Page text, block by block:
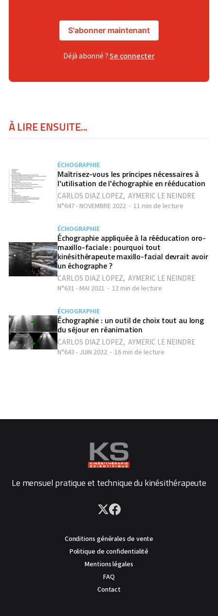
S'abonner maintenant
Déjà abonné ?Se connecter
À LIRE ENSUITE...
ÉCHOGRAPHIE
Maîtrisez-vous les principes nécessaires à
l'utilisation de l'échographie en rééducation
CARLOS DIAZ LOPEZ, AYMERIC LE NEINDRE
N°647 - NOVEMBRE 2022 11 min de lecture
ÉCHOGRAPHIE
Échographie appliquée à la rééducation oro-
maxillo-faciale : pourquoi tout
kinésithérapeute maxillo-facial devrait avoir
un échographe ?
CARLOS DIAZ LOPEZ, AYMERIC LE NEINDRE
N°631 - MAI 2021 12 min de lecture
ÉCHOGRAPHIE
Échographie : un outil de choix tout au long
du séjour en réanimation
CARLOS DIAZ LOPEZ, AYMERIC LE NEINDRE
N°643 - JUIN 2022 16 min de lecture
Le mensuel pratique et technique du kinésithérapeute
Conditions générales de vente
Politique de confidentialité
Mentions légales
FAQ
Contact